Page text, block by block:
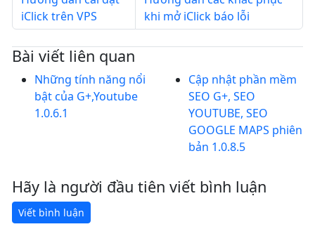
iClick trên VPS
khi mở iClick báo lỗi
Bài viết liên quan
Những tính năng nổi
bật của G+,Youtube
1.0.6.1
Cập nhật phần mềm
SEO G+, SEO
YOUTUBE, SEO
GOOGLE MAPS phiên
bản 1.0.8.5
Hãy là người đầu tiên viết bình luận